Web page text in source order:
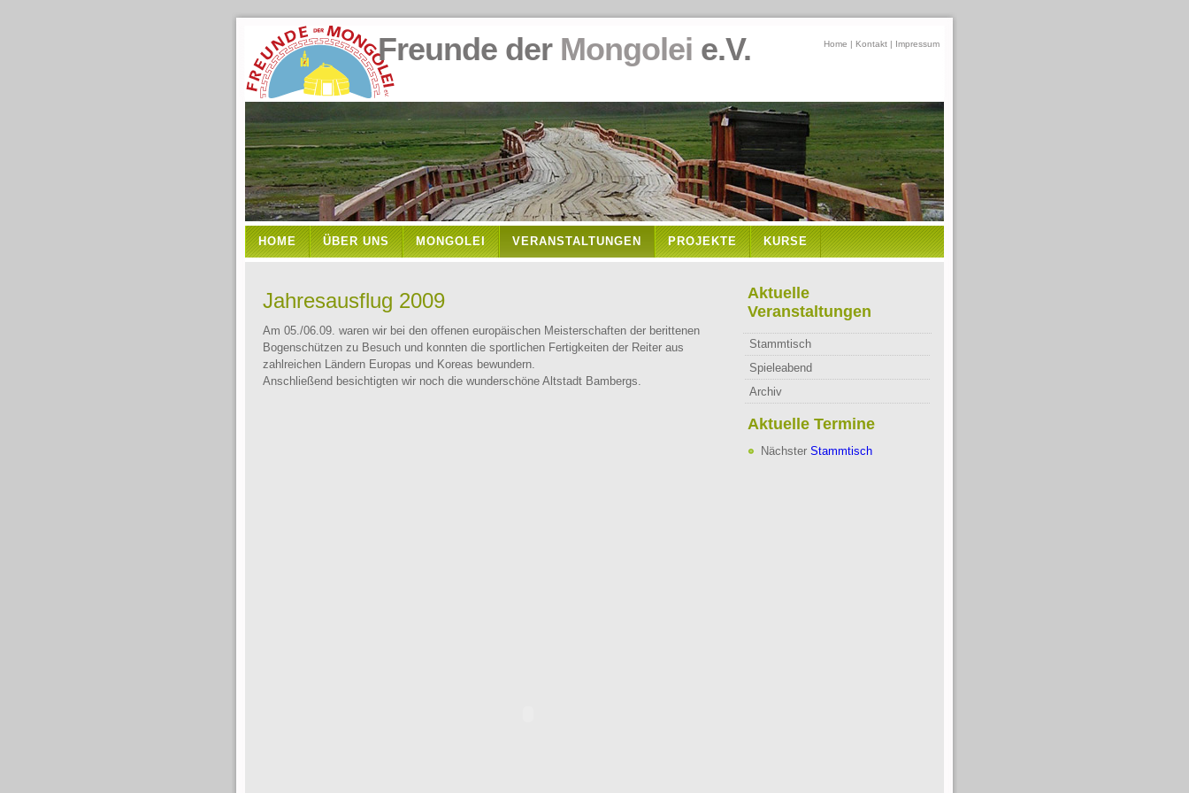
Freunde der Mongolei e.V. Home | Kontakt | Impressum
HOME ÜBER UNS MONGOLEI VERANSTALTUNGEN PROJEKTE KURSE
Jahresausflug 2009
Am 05./06.09. waren wir bei den offenen europäischen Meisterschaften der berittenen
Bogenschützen zu Besuch und konnten die sportlichen Fertigkeiten der Reiter aus
zahlreichen Ländern Europas und Koreas bewundern.
Anschließend besichtigten wir noch die wunderschöne Altstadt Bambergs.
Aktuelle
Veranstaltungen
Stammtisch
Spieleabend
Archiv
Aktuelle Termine
Nächster Stammtisch